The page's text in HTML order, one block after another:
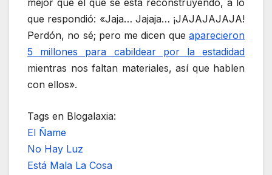
que respondió: «Jaja… Jajaja… ¡JAJAJAJAJA!
Perdón, no sé; pero me dicen que aparecieron
5 millones para cabildear por la estadidad
mientras nos faltan materiales, así que hablen
con ellos».
Tags en Blogalaxia:
El Ñame
No Hay Luz
Está Mala La Cosa